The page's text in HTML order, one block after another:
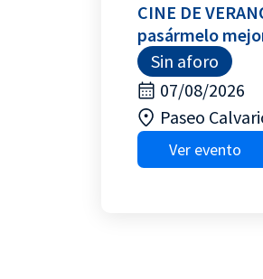
CINE DE
pasármelo
Sin aforo
07/08/2026
Paseo
Ver evento